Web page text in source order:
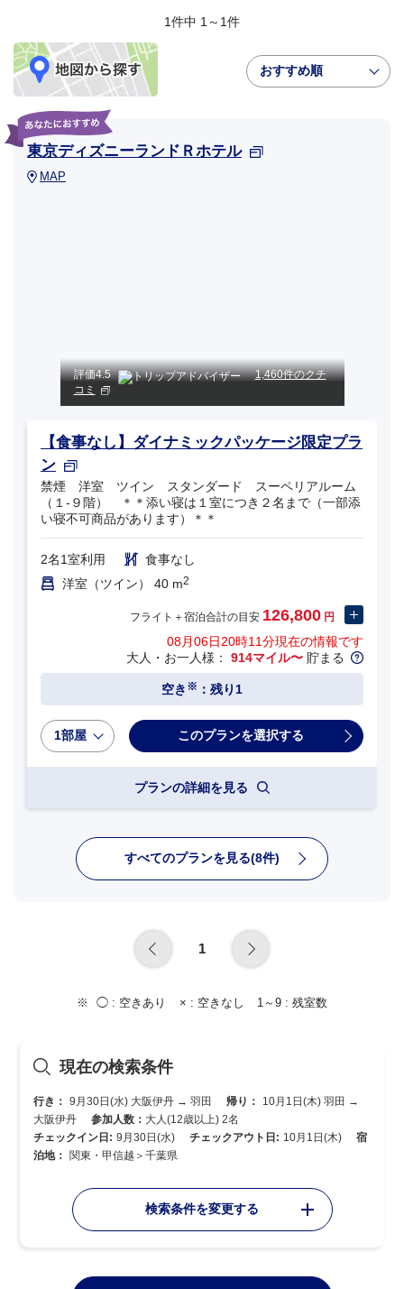
1件中 1～1件
おすすめ順
東京ディズニーランドＲホテル
MAP
評価4.5
1,460件のクチ
コミ
【食事なし】ダイナミックパッケージ限定プラ
ン
禁煙 洋室 ツイン スタンダード スーペリアルーム
（１‐９階） ＊＊添い寝は１室につき２名まで（一部添
い寝不可商品があります）＊＊
2名1室利用
食事なし
洋室（ツイン） 40 m2
フライト＋宿泊合計の目安 126,800 円
08月06日20時11分現在の情報です
大人・お一人様： 914マイル〜 貯まる
空き ※ ：残り1
1部屋
プランの詳細を見る
すべてのプランを見る(8件)
1
◯ : 空きあり × : 空きなし 1～9 : 残室数
現在の検索条件
行き： 9月30日(水) 大阪伊丹 → 羽田 帰り：
10月1日(木) 羽田 →
大阪伊丹
参加人数： 大人(12歳以上) 2名
チェックイン日: 9月30日(水) チェックアウト日: 10月1日(木)
宿
泊地：
関東・甲信越＞千葉県
検索条件を変更する